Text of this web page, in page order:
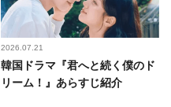
2026.07.21
韓国ドラマ『君へと続く僕のド
リーム！』あらすじ紹介